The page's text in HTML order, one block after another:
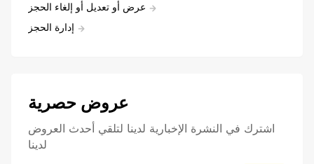
عرض أو تعديل أو إلغاء الحجز
إدارة الحجز
عروض حصرية
اشترك في النشرة الإخبارية لدينا لتلقي أحدث العروض
لدينا